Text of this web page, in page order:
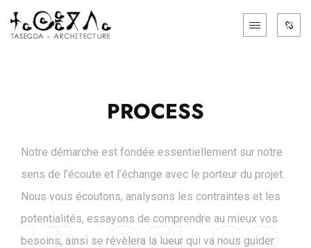
PROCESS
Notre démarche est fondée essentiellement sur notre
sens de l’écoute et l’échange avec le porteur du projet.
Nous vous écoutons, analysons les contraintes et les
potentialités, essayons de comprendre au mieux vos
besoins, ainsi se révèlera la lueur qui va nous guider